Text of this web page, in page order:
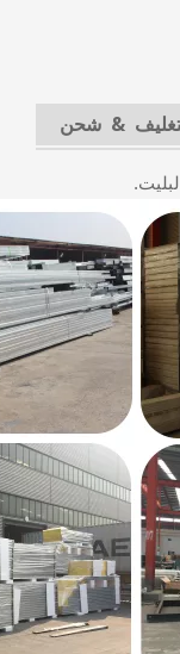
& شحن